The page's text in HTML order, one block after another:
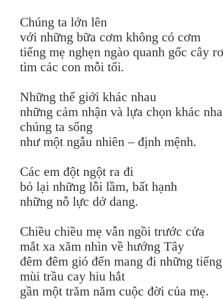
Chúng ta lớn lên
với những bữa cơm không có cơm
tiếng mẹ nghẹn ngào quanh gốc cây
tìm các con mỗi tối.
Những thế giới khác nhau
những cảm nhận và lựa chọn khác
chúng ta sống
như một ngẫu nhiên – định mệnh.
Các em đột ngột ra đi
bỏ lại những lỗi lầm, bất hạnh
những nỗ lực dở dang.
Chiều chiều mẹ vẫn ngồi trước cửa
mắt xa xăm nhìn về hướng Tây
đêm đêm gió đến mang đi những
mùi trầu cay hiu hắt
gần một trăm năm cuộc đời của mẹ.